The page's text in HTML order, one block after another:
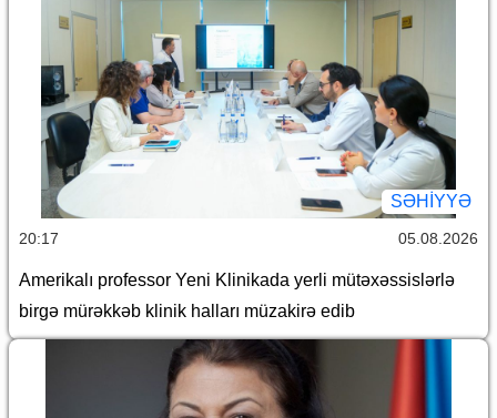
SƏHIYYƏ
20:17 05.08.2026
Amerikalı professor Yeni Klinikada yerli mütəxəssislərlə
birgə mürəkkəb klinik halları müzakirə edib